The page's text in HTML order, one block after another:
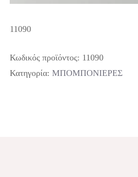
11090
Κωδικός προϊόντος: 11090
Κατηγορία: ΜΠΟΜΠΟΝΙΕΡΕΣ